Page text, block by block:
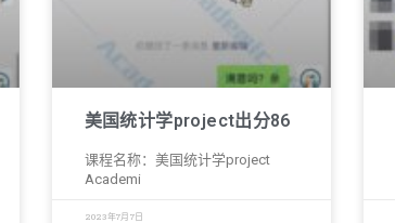
美国统计学project出分86
课程名称：美国统计学project
Academi
2023年7月7日